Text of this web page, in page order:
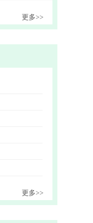
更多>>
更多>>